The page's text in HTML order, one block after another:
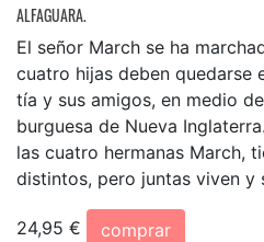
ALFAGUARA.
El señor March se ha
cuatro hijas deben quedarse
tía y sus amigos, en medio
burguesa de Nueva
las cuatro hermanas March,
distintos, pero juntas viven y
24,95 €
comprar